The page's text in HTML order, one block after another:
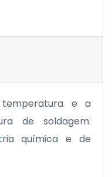
e a
de soldagem:
química e de